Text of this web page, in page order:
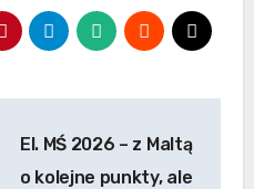
El. MŚ 2026 – z Maltą
o kolejne punkty, ale